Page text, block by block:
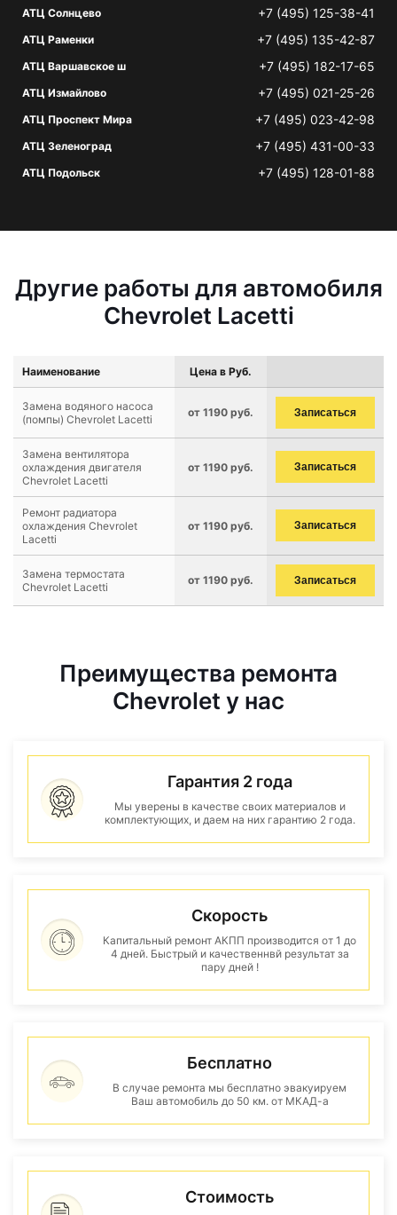
АТЦ Солнцево +7 (495) 125-38-41
АТЦ Раменки +7 (495) 135-42-87
АТЦ Варшавское ш +7 (495) 182-17-65
АТЦ Измайлово +7 (495) 021-25-26
АТЦ Проспект Мира +7 (495) 023-42-98
АТЦ Зеленоград +7 (495) 431-00-33
АТЦ Подольск +7 (495) 128-01-88
Другие работы для автомобиля
Chevrolet Lacetti
Наименование Цена в Руб.
Замена водяного насоса
(помпы) Chevrolet Lacetti
от 1190 руб. Записаться
Замена вентилятора
охлаждения двигателя
Chevrolet Lacetti
от 1190 руб. Записаться
Ремонт радиатора
охлаждения Chevrolet
Lacetti
от 1190 руб. Записаться
Замена термостата
Chevrolet Lacetti
от 1190 руб. Записаться
Преимущества ремонта
Chevrolet у нас
Гарантия 2 года
Мы уверены в качестве своих материалов и
комплектующих, и даем на них гарантию 2 года.
Скорость
Капитальный ремонт АКПП производится от 1 до
4 дней. Быстрый и качественнвй результат за
пару дней !
Бесплатно
В случае ремонта мы бесплатно эвакуируем
Ваш автомобиль до 50 км. от МКАД-а
Стоимость